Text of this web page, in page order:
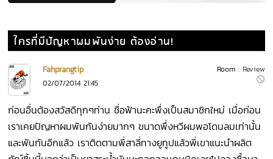
ใครที่มีปัญหาผมพันง่าย ต้องอ่าน!
Room : Review
Fahprangtip
02/07/2014 21:45
ก่อนอื่นต้องสวัสดีทุกๆท่าน ชื่อฟ้านะคะพึ่งเป็นสมาชิกใหม่ เมื่อก่อน
เราเคยปัญหาผมพันกันง่ายมากๆ ขนาดพึ่งหวีผมพอโดนลมเท่านั้น
และพันกันอีกแล้ว เราติดตามพี่สาลี่ทางยูทูปแล้วพี่เขาแนะนำผลิต